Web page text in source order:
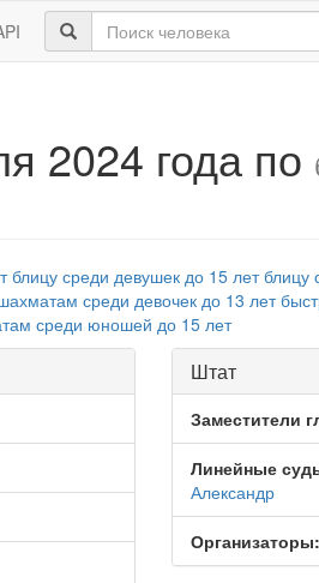
2024 года по
блицу среди девушек до 15 лет блицу
среди девочек до 13 лет
среди юношей до 15 лет
Штат
Заместители
Линейные
Александр
Организаторы: